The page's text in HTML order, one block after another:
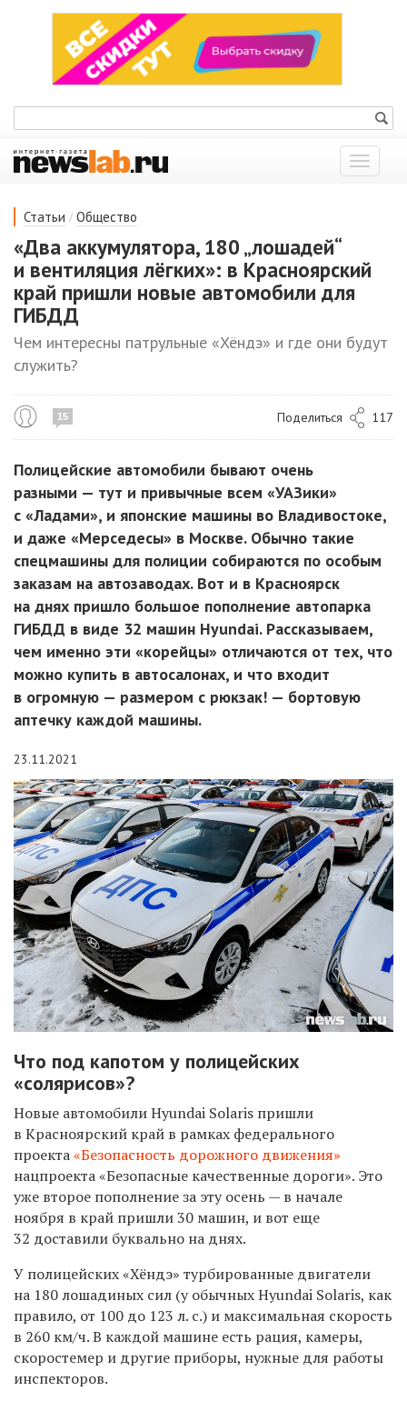
Показать
меню
Статьи / Общество
«Два аккумулятора, 180 „лошадей“
и вентиляция лёгких»: в Красноярский
край пришли новые автомобили для
ГИБДД
Чем интересны патрульные «Хёндэ» и где они будут
служить?
15 Поделиться 117
Полицейские автомобили бывают очень
разными — тут и привычные всем «УАЗики»
с «Ладами», и японские машины во Владивостоке,
и даже «Мерседесы» в Москве. Обычно такие
спецмашины для полиции собираются по особым
заказам на автозаводах. Вот и в Красноярск
на днях пришло большое пополнение автопарка
ГИБДД в виде 32 машин Hyundai. Рассказываем,
чем именно эти «корейцы» отличаются от тех, что
можно купить в автосалонах, и что входит
в огромную — размером с рюкзак! — бортовую
аптечку каждой машины.
23.11.2021
Что под капотом у полицейских
«солярисов»?
Новые автомобили Hyundai Solaris пришли
в Красноярский край в рамках федерального
проекта«Безопасность дорожного движения»
нацпроекта «Безопасные качественные дороги». Это
уже второе пополнение за эту осень — в начале
ноября в край пришли 30 машин, и вот еще
32 доставили буквально на днях.
У полицейских «Хёндэ» турбированные двигатели
на 180 лошадиных сил (у обычныхHyundai Solaris, как
правило, от 100 до 123 л. с.) и максимальная скорость
в 260 км/ч. В каждой машине есть рация, камеры,
скоростемер и другие приборы, нужные для работы
инспекторов.